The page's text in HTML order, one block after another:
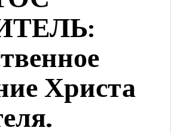
Христа